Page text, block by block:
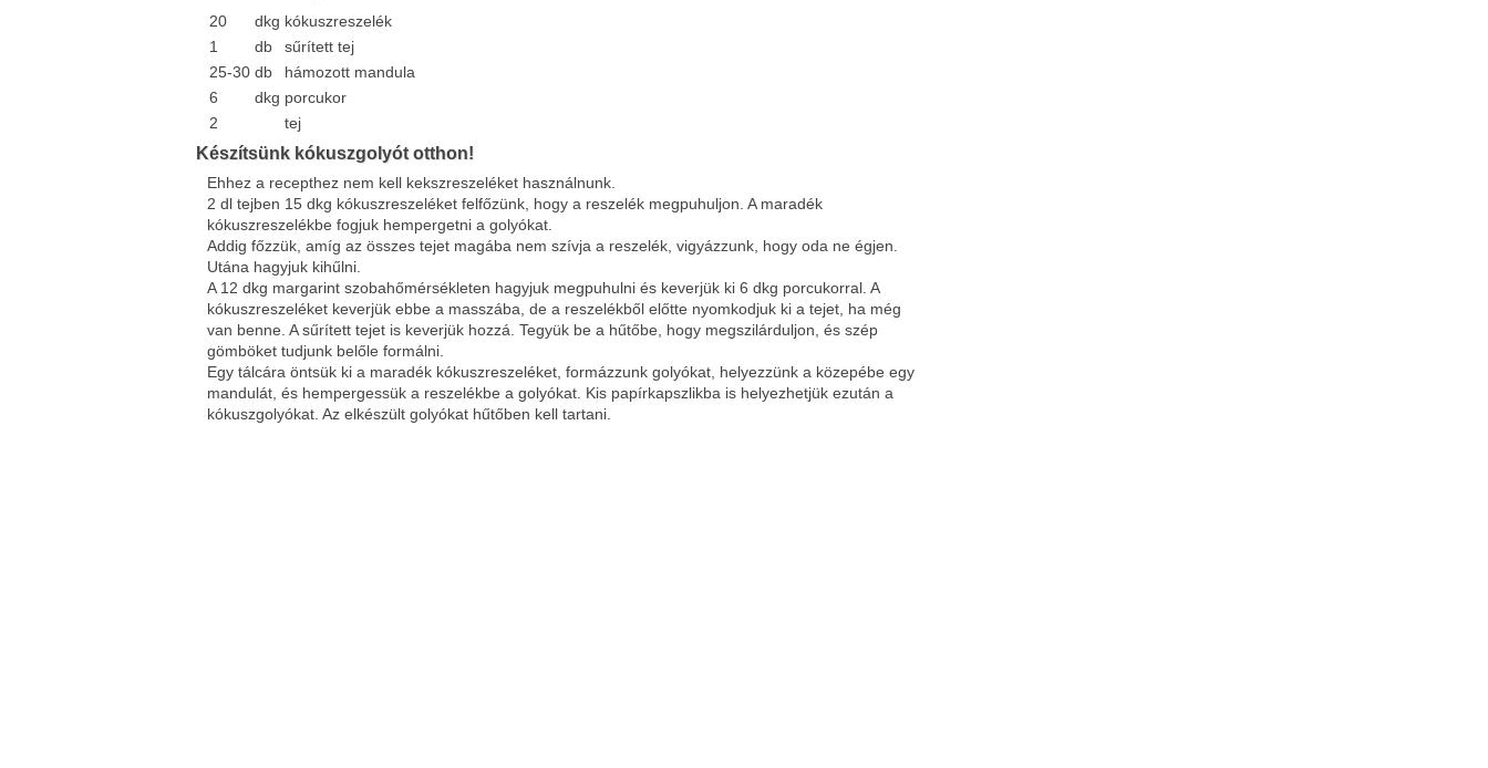
20 dkg kókuszreszelék
1
db
sűrített tej
25-30 db
hámozott mandula
6
dkg porcukor
2
tej
Készítsünk kókuszgolyót otthon!
Ehhez a recepthez nem kell kekszreszeléket használnunk.
2 dl tejben 15 dkg kókuszreszeléket felfőzünk, hogy a reszelék megpuhuljon. A maradék
kókuszreszelékbe fogjuk hempergetni a golyókat.
Addig főzzük, amíg az összes tejet magába nem szívja a reszelék, vigyázzunk, hogy oda ne égjen.
Utána hagyjuk kihűlni.
A 12 dkg margarint szobahőmérsékleten hagyjuk megpuhulni és keverjük ki 6 dkg porcukorral. A
kókuszreszeléket keverjük ebbe a masszába, de a reszelékből előtte nyomkodjuk ki a tejet, ha még
van benne. A sűrített tejet is keverjük hozzá. Tegyük be a hűtőbe, hogy megszilárduljon, és szép
gömböket tudjunk belőle formálni.
Egy tálcára öntsük ki a maradék kókuszreszeléket, formázzunk golyókat, helyezzünk a közepébe egy
mandulát, és hempergessük a reszelékbe a golyókat. Kis papírkapszlikba is helyezhetjük ezután a
kókuszgolyókat. Az elkészült golyókat hűtőben kell tartani.